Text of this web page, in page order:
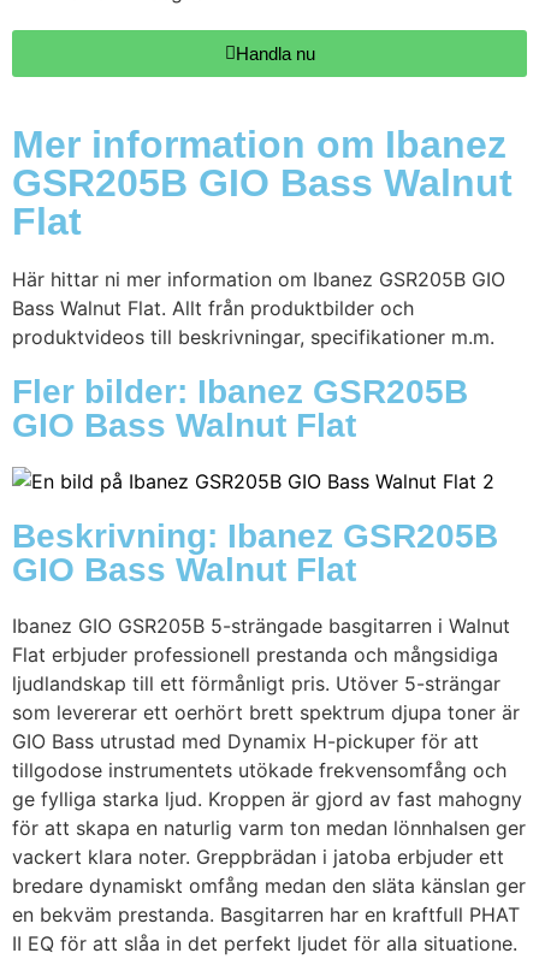
Handla nu
Mer information om Ibanez
GSR205B GIO Bass Walnut
Flat
Här hittar ni mer information om Ibanez GSR205B GIO
Bass Walnut Flat. Allt från produktbilder och
produktvideos till beskrivningar, specifikationer m.m.
Fler bilder: Ibanez GSR205B
GIO Bass Walnut Flat
Beskrivning: Ibanez GSR205B
GIO Bass Walnut Flat
Ibanez GIO GSR205B 5-strängade basgitarren i Walnut
Flat erbjuder professionell prestanda och mångsidiga
ljudlandskap till ett förmånligt pris. Utöver 5-strängar
som levererar ett oerhört brett spektrum djupa toner är
GIO Bass utrustad med Dynamix H-pickuper för att
tillgodose instrumentets utökade frekvensomfång och
ge fylliga starka ljud. Kroppen är gjord av fast mahogny
för att skapa en naturlig varm ton medan lönnhalsen ger
vackert klara noter. Greppbrädan i jatoba erbjuder ett
bredare dynamiskt omfång medan den släta känslan ger
en bekväm prestanda. Basgitarren har en kraftfull PHAT
II EQ för att slåa in det perfekt ljudet för alla situatione.